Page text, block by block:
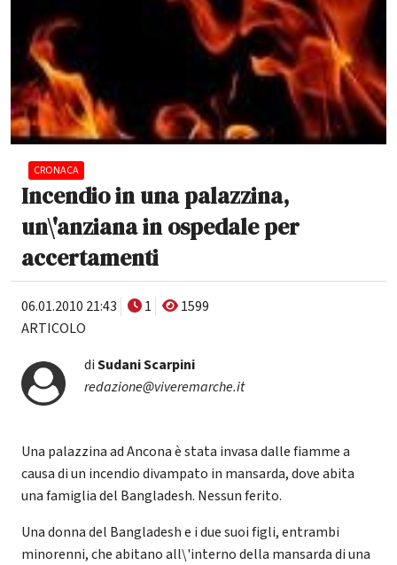
CRONACA
Incendio in una palazzina,
un\'anziana in ospedale per
accertamenti
06.01.2010 21:43 1
1599
ARTICOLO
diSudani Scarpini
redazione@viveremarche.it
Una palazzina ad Ancona è stata invasa dalle fiamme a
causa di un incendio divampato in mansarda, dove abita
una famiglia del Bangladesh. Nessun ferito.
Una donna del Bangladesh e i due suoi figli, entrambi
minorenni, che abitano all\'interno della mansarda di una